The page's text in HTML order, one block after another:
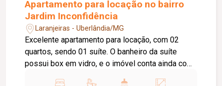
Apartamento para locação no bairro
Jardim Inconfidência
Laranjeiras - Uberlândia/MG
Excelente apartamento para locação, com 02
quartos, sendo 01 suíte. O banheiro da suíte
possui box em vidro, e o imóvel conta ainda com